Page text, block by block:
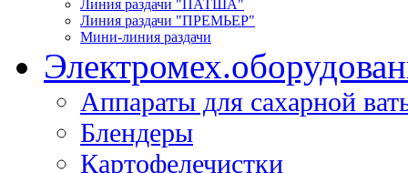
Линия раздачи "ПАТША"
Линия раздачи "ПРЕМЬЕР"
Мини-линия раздачи
Электромех.
Аппараты для сахарной
Блендеры
Картофелечистки